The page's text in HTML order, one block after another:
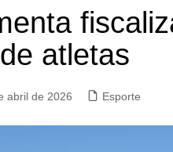
atletas
abril de 2026 Esporte